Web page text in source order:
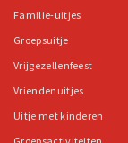
Familie-uitjes
Groepsuitje
Vrijgezellenfeest
Vriendenuitjes
Uitje met kinderen